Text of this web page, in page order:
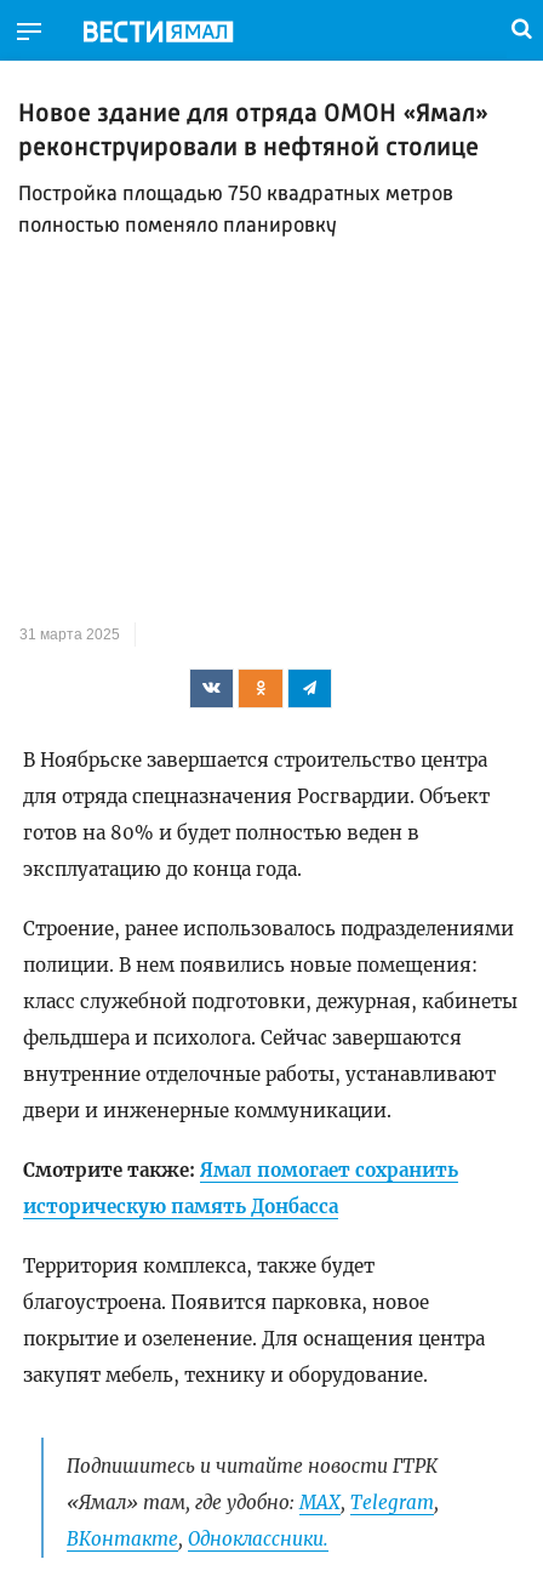
Новое здание для отряда ОМОН «Ямал»
реконструировали в нефтяной столице
Постройка площадью 750 квадратных метров
полностью поменяло планировку
31 марта 2025
В Ноябрьске завершается строительство центра
для отряда спецназначения Росгвардии. Объект
готов на 80% и будет полностью веден в
эксплуатацию до конца года.
Строение, ранее использовалось подразделениями
полиции. В нем появились новые помещения:
класс служебной подготовки, дежурная, кабинеты
фельдшера и психолога. Сейчас завершаются
внутренние отделочные работы, устанавливают
двери и инженерные коммуникации.
Смотрите также: Ямал помогает сохранить
историческую память Донбасса
Территория комплекса, также будет
благоустроена. Появится парковка, новое
покрытие и озеленение. Для оснащения центра
закупят мебель, технику и оборудование.
Подпишитесь и читайте новости ГТРК
«Ямал» там, где удобно: МАХ, Telegram,
ВКонтакте, Одноклассники.